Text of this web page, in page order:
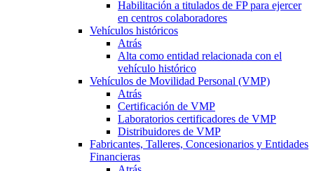
Habilitación a titulados de FP para ejercer
en centros colaboradores
Vehículos históricos
Atrás
Alta como entidad relacionada con el
vehículo histórico
Vehículos de Movilidad Personal (VMP)
Atrás
Certificación de VMP
Laboratorios certificadores de VMP
Distribuidores de VMP
Fabricantes, Talleres, Concesionarios y Entidades
Financieras